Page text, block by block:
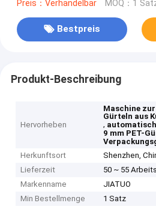
Preis：Verhandelbar MOQ：1
Bestpreis
Produkt-Beschreibung
Hervorheben
Maschine
Gürteln aus
,
9 mm PET-
Herkunftsort
Shenzhen,
Lieferzeit
50 ~ 55
Markenname
JIATUO
Min Bestellmenge
1 Satz